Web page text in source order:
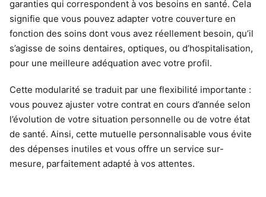
garanties qui correspondent à vos besoins en santé. Cela
signifie que vous pouvez adapter votre couverture en
fonction des soins dont vous avez réellement besoin, qu’il
s’agisse de soins dentaires, optiques, ou d’hospitalisation,
pour une meilleure adéquation avec votre profil.
Cette modularité se traduit par une flexibilité importante :
vous pouvez ajuster votre contrat en cours d’année selon
l’évolution de votre situation personnelle ou de votre état
de santé. Ainsi, cette mutuelle personnalisable vous évite
des dépenses inutiles et vous offre un service sur-
mesure, parfaitement adapté à vos attentes.